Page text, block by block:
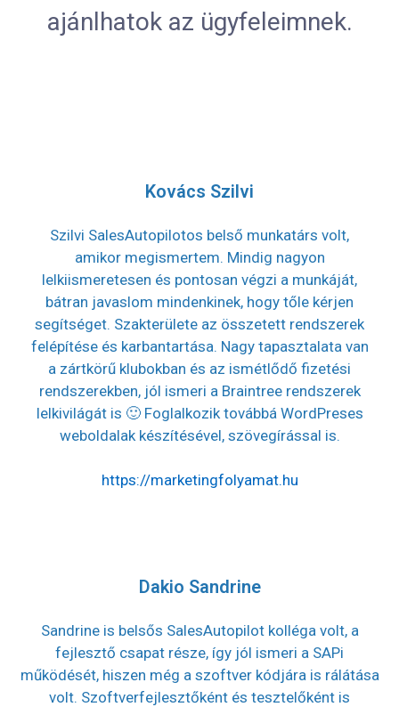
ajánlhatok az ügyfeleimnek.
Kovács Szilvi
Szilvi SalesAutopilotos belső munkatárs volt,
amikor megismertem. Mindig nagyon
lelkiismeretesen és pontosan végzi a munkáját,
bátran javaslom mindenkinek, hogy tőle kérjen
segítséget. Szakterülete az összetett rendszerek
felépítése és karbantartása. Nagy tapasztalata van
a zártkörű klubokban és az ismétlődő fizetési
rendszerekben, jól ismeri a Braintree rendszerek
lelkivilágát is 🙂 Foglalkozik továbbá WordPreses
weboldalak készítésével, szövegírással is.
https://marketingfolyamat.hu
Dakio Sandrine
Sandrine is belsős SalesAutopilot kolléga volt, a
fejlesztő csapat része, így jól ismeri a SAPi
működését, hiszen még a szoftver kódjára is rálátása
volt. Szoftverfejlesztőként és tesztelőként is